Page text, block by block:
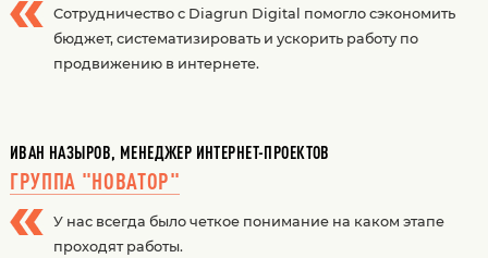
Сотрудничество с Diagrun Digital помогло сэкономить
бюджет, систематизировать и ускорить работу по
продвижению в интернете.
ИВАН НАЗЫРОВ, МЕНЕДЖЕР ИНТЕРНЕТ-ПРОЕКТОВ
ГРУППА "НОВАТОР"
У нас всегда было четкое понимание на каком этапе
проходят работы.